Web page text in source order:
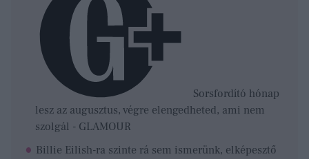
Sorsfordító hónap
lesz az augusztus, végre elengedheted, ami nem
szolgál - GLAMOUR
Billie Eilish-ra szinte rá sem ismerünk, elképesztő